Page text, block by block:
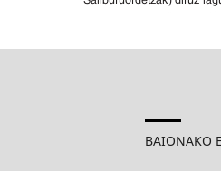
BAIONAKO